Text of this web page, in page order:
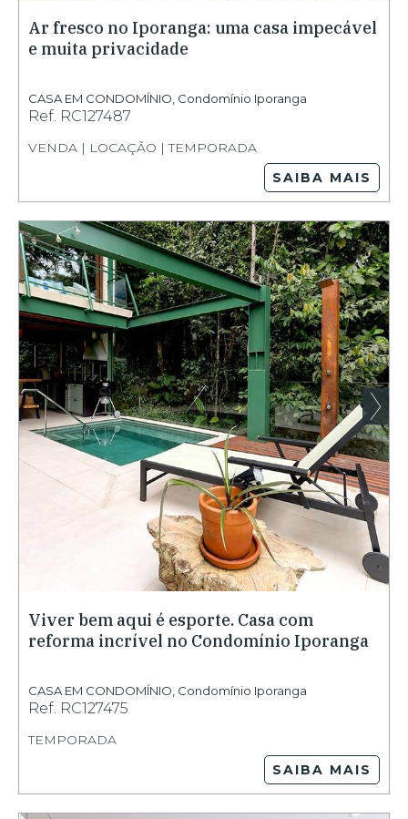
Ar fresco no Iporanga: uma casa impecável
e muita privacidade
CASA EM CONDOMÍNIO Condomínio Iporanga
Ref. RC127487
VENDA | LOCAÇÃO | TEMPORADA
SAIBA MAIS
Viver bem aqui é esporte. Casa com
reforma incrível no Condomínio Iporanga
CASA EM CONDOMÍNIO Condomínio Iporanga
Ref. RC127475
TEMPORADA
SAIBA MAIS